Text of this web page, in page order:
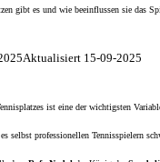
gibt es und wie beeinflussen sie das
Aktualisiert 15-09-2025
ist eine der wichtigsten
selbst professionellen Tennisspielern